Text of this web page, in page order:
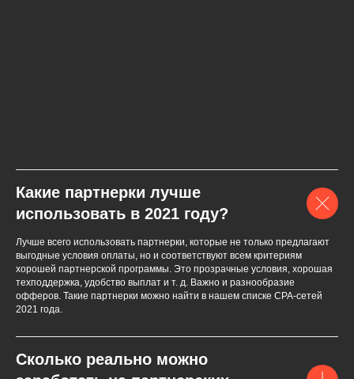
Какие партнерки лучше
использовать в 2021 году?
Лучше всего использовать партнерки, которые не только предлагают
выгодные условия оплаты, но и соответствуют всем критериям
хорошей партнерской программы. Это прозрачные условия, хорошая
техподдержка, удобство выплат и т. д. Важно и разнообразие
офферов. Такие партнерки можно найти в нашем списке СPA-сетей
2021 года.
Сколько реально можно